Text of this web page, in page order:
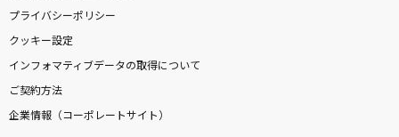
プライバシーポリシー
クッキー設定
インフォマティブデータの取得について
ご契約方法
企業情報（コーポレートサイト）